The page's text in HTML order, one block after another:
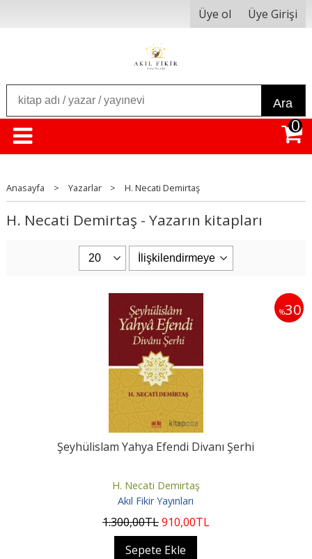
Üye ol Üye Girişi
Ara
0
Anasayfa > Yazarlar > H. Necati Demirtaş
H. Necati Demirtaş - Yazarın kitapları
%30
Şeyhülislam Yahya Efendi Divanı Şerhi
H. Necati Demirtaş
Akıl Fikir Yayınları
1.300,00TL910,00TL
Sepete Ekle